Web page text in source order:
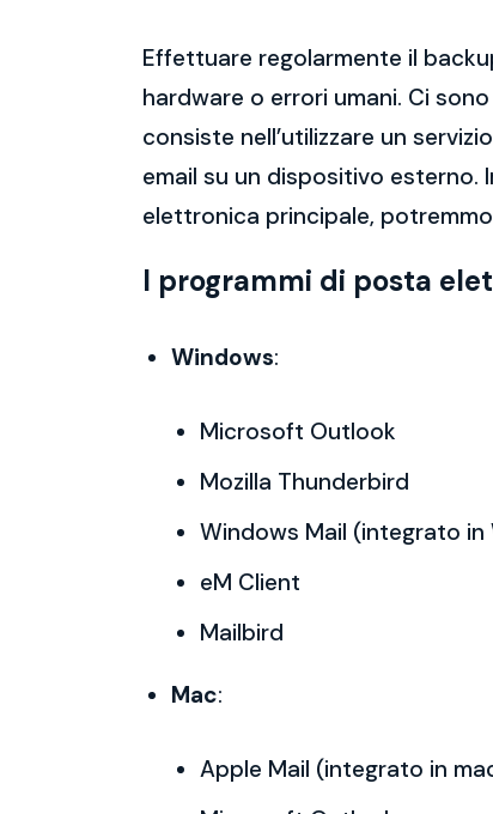
Effettuare regolarmente il
hardware o errori umani. Ci
consiste nell’utilizzare un
email su un dispositivo
elettronica principale,
I programmi di posta
Windows:
Microsoft Outlook
Mozilla Thunderbird
Windows Mail (integrato in
eM Client
Mailbird
Mac:
Apple Mail (integrato in